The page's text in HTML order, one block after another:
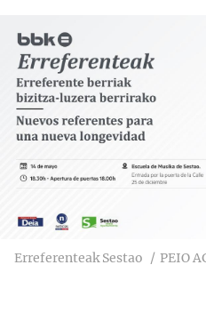
Erreferenteak Sestao PEIO